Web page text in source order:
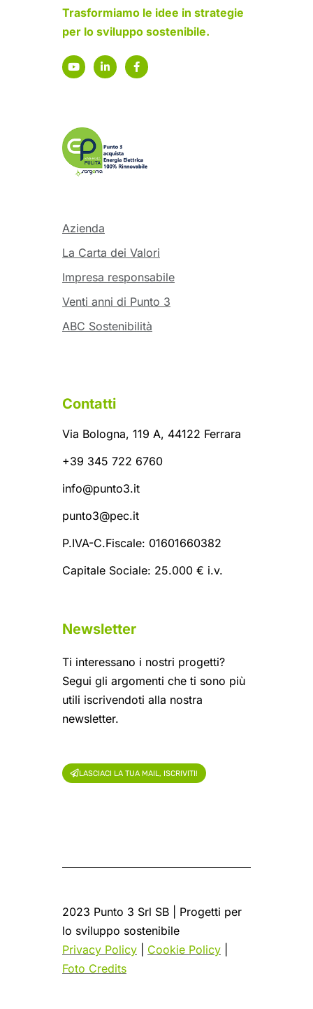
Trasformiamo le idee in strategie
per lo sviluppo sostenibile.
Azienda
La Carta dei Valori
Impresa responsabile
Venti anni di Punto 3
ABC Sostenibilità
Contatti
Via Bologna, 119 A, 44122 Ferrara
+39 345 722 6760
info@punto3.it
punto3@pec.it
P.IVA-C.Fiscale: 01601660382
Capitale Sociale: 25.000 € i.v.
Newsletter
Ti interessano i nostri progetti?
Segui gli argomenti che ti sono più
utili iscrivendoti alla nostra
newsletter.
LASCIACI LA TUA MAIL, ISCRIVITI!
2023 Punto 3 Srl SB | Progetti per
lo sviluppo sostenibile
Privacy Policy
Cookie Policy
Foto Credits